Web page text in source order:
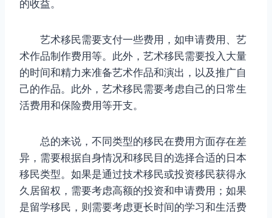
的收益。
艺术移民需要支付一些费用，如申请费用、艺
术作品制作费用等。此外，艺术移民需要投入大量
的时间和精力来准备艺术作品和演出，以及推广自
己的作品。此外，艺术移民需要考虑自己的日常生
活费用和保险费用等开支。
总的来说，不同类型的移民在费用方面存在差
异，需要根据自身情况和移民目的选择合适的日本
移民类型。如果是通过技术移民或投资移民获得永
久居留权，需要考虑高额的投资和申请费用；如果
是留学移民，则需要考虑更长时间的学习和生活费